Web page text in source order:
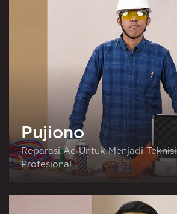
Pujiono
Reparasi Ac Untuk Menjadi Teknisi
Profesional